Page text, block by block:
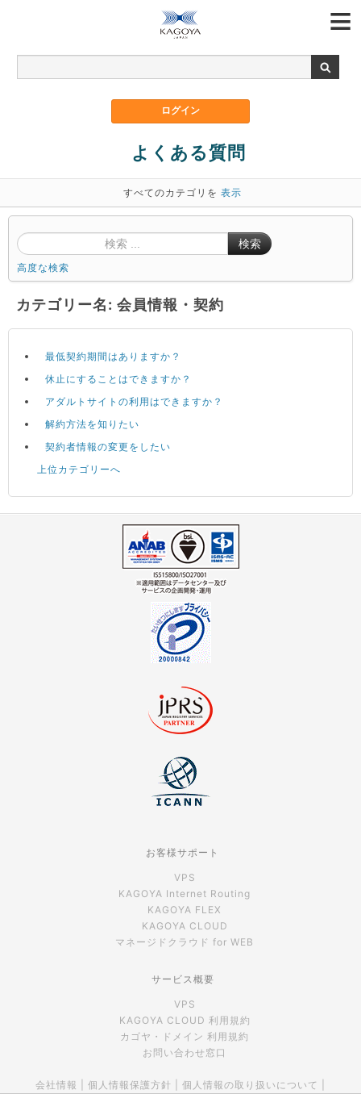
よくある質問
すべてのカテゴリを 表示
検索
高度な検索
カテゴリー名: 会員情報・契約
最低契約期間はありますか？
休止にすることはできますか？
アダルトサイトの利用はできますか？
解約方法を知りたい
契約者情報の変更をしたい
上位カテゴリーへ
お客様サポート
VPS
KAGOYA Internet Routing
KAGOYA FLEX
KAGOYA CLOUD
マネージドクラウド for WEB
サービス概要
VPS
KAGOYA CLOUD 利用規約
カゴヤ・ドメイン 利用規約
お問い合わせ窓口
会社情報 個人情報保護方針 個人情報の取り扱いについて